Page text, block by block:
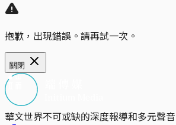
抱歉，出現錯誤。請再試一次。
關閉
華文世界不可或缺的深度報導和多元聲音